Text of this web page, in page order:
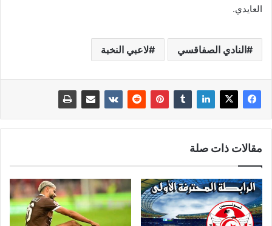
العايدي.
النادي الصفاقسي لاعبي النخبة
مقالات ذات صلة